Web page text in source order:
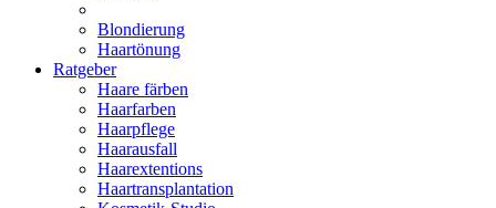
Blondierung
Haartönung
Ratgeber
Haare färben
Haarfarben
Haarpflege
Haarausfall
Haarextentions
Haartransplantation